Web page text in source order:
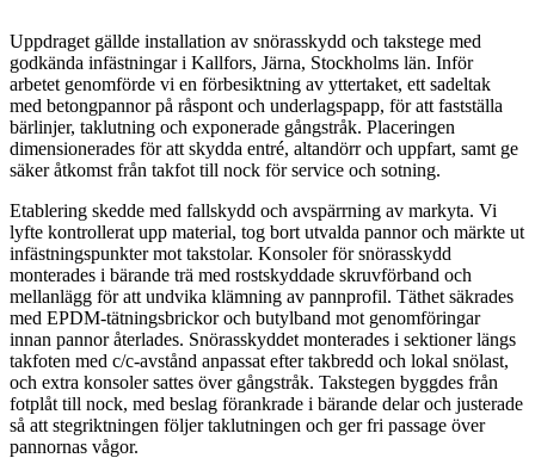
Uppdraget gällde installation av snörasskydd och takstege med
godkända infästningar i Kallfors, Järna, Stockholms län. Inför
arbetet genomförde vi en förbesiktning av yttertaket, ett sadeltak
med betongpannor på råspont och underlagspapp, för att fastställa
bärlinjer, taklutning och exponerade gångstråk. Placeringen
dimensionerades för att skydda entré, altandörr och uppfart, samt ge
säker åtkomst från takfot till nock för service och sotning.
Etablering skedde med fallskydd och avspärrning av markyta. Vi
lyfte kontrollerat upp material, tog bort utvalda pannor och märkte ut
infästningspunkter mot takstolar. Konsoler för snörasskydd
monterades i bärande trä med rostskyddade skruvförband och
mellanlägg för att undvika klämning av pannprofil. Täthet säkrades
med EPDM-tätningsbrickor och butylband mot genomföringar
innan pannor återlades. Snörasskyddet monterades i sektioner längs
takfoten med c/c-avstånd anpassat efter takbredd och lokal snölast,
och extra konsoler sattes över gångstråk. Takstegen byggdes från
fotplåt till nock, med beslag förankrade i bärande delar och justerade
så att stegriktningen följer taklutningen och ger fri passage över
pannornas vågor.